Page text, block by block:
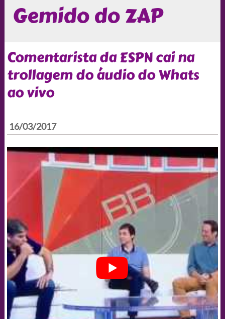
Gemido do ZAP
Comentarista da ESPN cai na
trollagem do áudio do Whats
ao vivo
16/03/2017